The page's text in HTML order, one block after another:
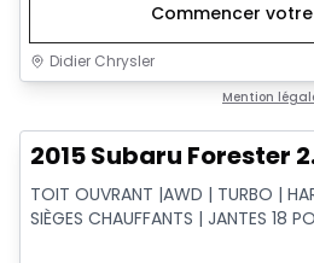
Commencer
Didier Chrysler
Mention
2015 Subaru Forester
TOIT OUVRANT |AWD | TURBO |
SIÈGES CHAUFFANTS | JANTES 18 PO